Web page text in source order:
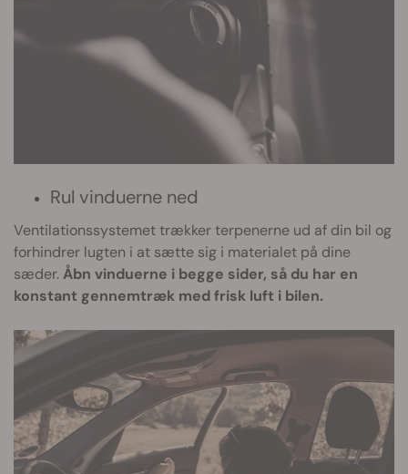
Rul vinduerne ned
Ventilationssystemet trækker terpenerne ud af din bil og
forhindrer lugten i at sætte sig i materialet på dine
sæder.Åbn vinduerne i begge sider, så du har en
konstant gennemtræk med frisk luft i bilen.